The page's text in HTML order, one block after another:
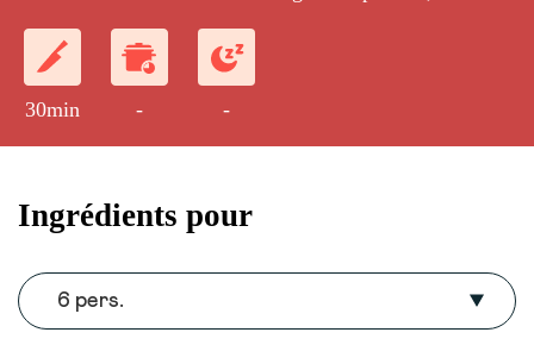
30min - -
Ingrédients pour
6 pers.